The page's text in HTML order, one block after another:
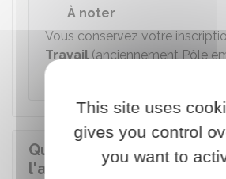
À noter
Vous conservez votre
Travail (anciennement Pôle
le contrat
Quelles est la durée de
l'accompagnement par
This site uses
gives you control
you want to